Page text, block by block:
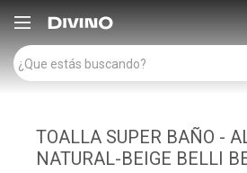

TOALLA SUPER BAÑO -
NATURAL-BEIGE BELLI